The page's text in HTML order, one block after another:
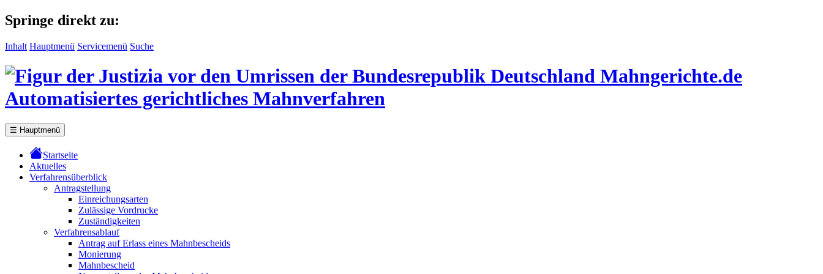
Springe direkt zu:
Inhalt Hauptmenü Servicemenü Suche
Mahngerichte.de
Automatisiertes gerichtliches Mahnverfahren
☰ Hauptmenü
Startseite
Aktuelles
Verfahrensüberblick
Antragstellung
Einreichungsarten
Zulässige Vordrucke
Zuständigkeiten
Verfahrensablauf
Antrag auf Erlass eines Mahnbescheids
Monierung
Mahnbescheid